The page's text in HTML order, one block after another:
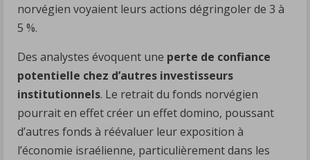
norvégien voyaient leurs actions dégringoler de 3 à
5 %.
Des analystes évoquent une perte de confiance
potentielle chez d’autres investisseurs
institutionnels. Le retrait du fonds norvégien
pourrait en effet créer un effet domino, poussant
d’autres fonds à réévaluer leur exposition à
l’économie israélienne, particulièrement dans les